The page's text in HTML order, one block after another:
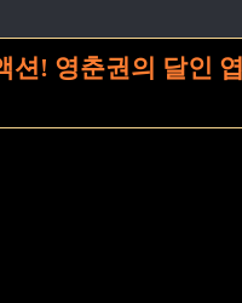
션! 영춘권의 달인